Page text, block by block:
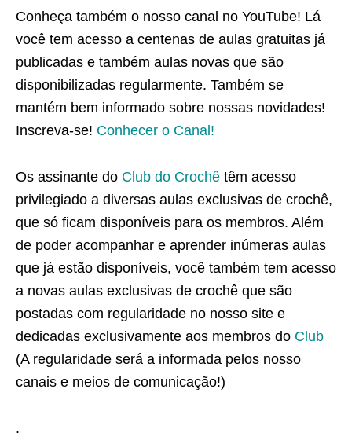
Conheça também o nosso canal no YouTube! Lá
você tem acesso a centenas de aulas gratuitas já
publicadas e também aulas novas que são
disponibilizadas regularmente. Também se
mantém bem informado sobre nossas novidades!
Inscreva-se! Conhecer o Canal!
Os assinante do Club do Crochê têm acesso
privilegiado a diversas aulas exclusivas de crochê,
que só ficam disponíveis para os membros. Além
de poder acompanhar e aprender inúmeras aulas
que já estão disponíveis, você também tem acesso
a novas aulas exclusivas de crochê que são
postadas com regularidade no nosso site e
dedicadas exclusivamente aos membros do Club
(A regularidade será a informada pelos nosso
canais e meios de comunicação!)
.